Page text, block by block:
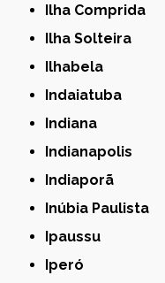
Ilha Comprida
Ilha Solteira
Ilhabela
Indaiatuba
Indiana
Indianapolis
Indiaporã
Inúbia Paulista
Ipaussu
Iperó